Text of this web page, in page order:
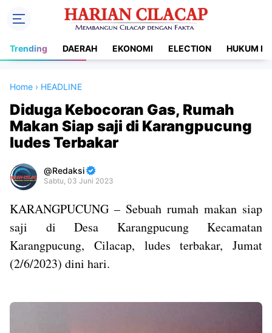
Trending DAERAH EKONOMI ELECTION HUKUM
Home › HEADLINE
Diduga Kebocoran Gas, Rumah
Makan Siap saji di Karangpucung
ludes Terbakar
Redaksi
Sabtu, 03 Juni 2023
Premium
Raushan
Design
Shroff
KARANGPUCUNG – Sebuah rumah makan siap
saji di Desa Karangpucung Kecamatan
Karangpucung, Cilacap, ludes terbakar, Jumat
(2/6/2023) dini hari.